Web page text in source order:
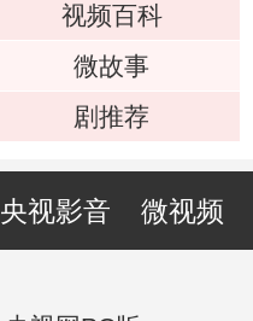
视频百科
微故事
剧推荐
央视影音 微视频